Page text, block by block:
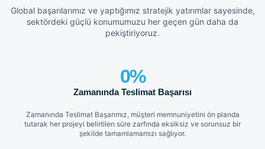
Global başarılarımız ve yaptığımız stratejik yatırımlar sayesinde,
sektördeki güçlü konumumuzu her geçen gün daha da
pekiştiriyoruz.
Zamanında Teslimat Başarısı
0%
Zamanında Teslimat Başarımız, müşteri memnuniyetini ön planda
tutarak her projeyi belirtilen süre zarfında eksiksiz ve sorunsuz bir
şekilde tamamlamamızı sağlıyor.